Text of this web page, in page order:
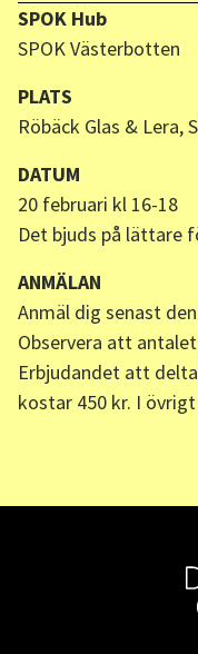
SPOK Hub
SPOK Västerbotten
PLATS
Röbäck Glas & Lera,
DATUM
20 februari kl 16-18
Det bjuds på lättare
ANMÄLAN
Anmäl dig senast
Observera att
Erbjudandet att
kostar 450 kr. I